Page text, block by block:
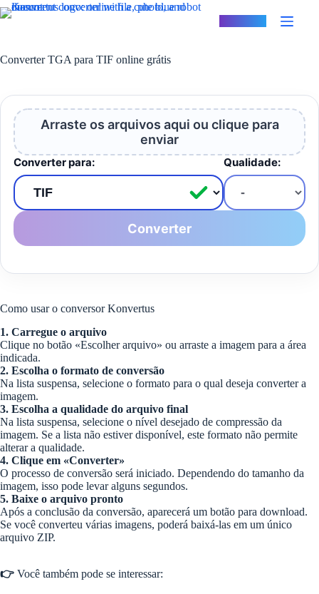
Pular
para
Converter TGA para TIF online grátis
Arraste os arquivos aqui ou clique para
enviar
Converter para: Qualidade:
Converter
Como usar o conversor Konvertus
1. Carregue o arquivo
Clique no botão «Escolher arquivo» ou arraste a imagem para a área
indicada.
2. Escolha o formato de conversão
Na lista suspensa, selecione o formato para o qual deseja converter a
imagem.
3. Escolha a qualidade do arquivo final
Na lista suspensa, selecione o nível desejado de compressão da
imagem. Se a lista não estiver disponível, este formato não permite
alterar a qualidade.
4. Clique em «Converter»
O processo de conversão será iniciado. Dependendo do tamanho da
imagem, isso pode levar alguns segundos.
5. Baixe o arquivo pronto
Após a conclusão da conversão, aparecerá um botão para download.
Se você converteu várias imagens, poderá baixá-las em um único
arquivo ZIP.
👉 Você também pode se interessar: